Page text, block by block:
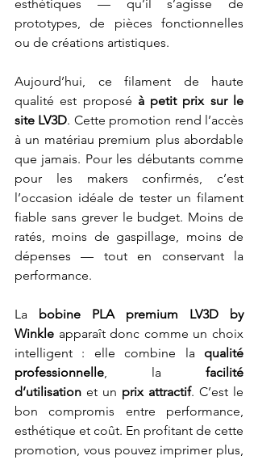
esthétiques — qu’il s’agisse de
prototypes, de pièces fonctionnelles
ou de créations artistiques.
Aujourd’hui, ce filament de haute
qualité est proposé à petit prix sur le
site LV3D. Cette promotion rend l’accès
à un matériau premium plus abordable
que jamais. Pour les débutants comme
pour les makers confirmés, c’est
l’occasion idéale de tester un filament
fiable sans grever le budget. Moins de
ratés, moins de gaspillage, moins de
dépenses — tout en conservant la
performance.
La bobine PLA premium LV3D by
Winkle apparaît donc comme un choix
intelligent : elle combine la qualité
professionnelle , la facilité
d’utilisation et un prix attractif. C’est le
bon compromis entre performance,
esthétique et coût. En profitant de cette
promotion, vous pouvez imprimer plus,